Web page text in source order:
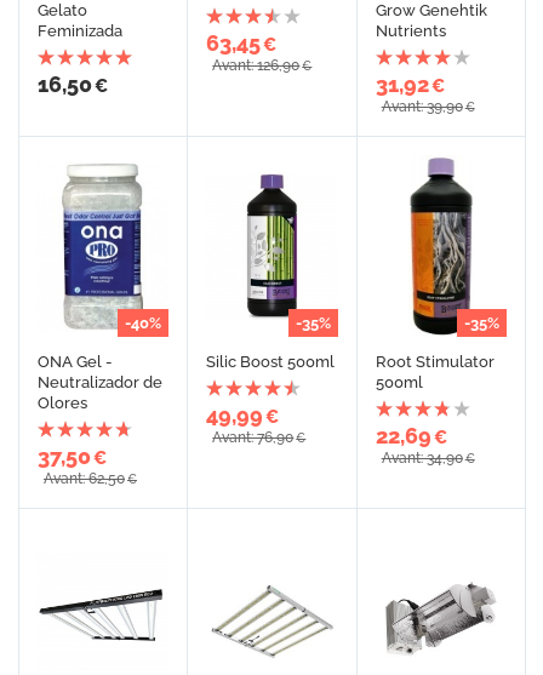
Gelato
Feminizada
16,50€
63,45€
Avant: 126,90€
Grow Genehtik
Nutrients
31,92€
Avant: 39,90€
-40%
ONA Gel -
Neutralizador de
Olores
37,50€
Avant: 62,50€
-35%
Silic Boost 500ml
49,99€
Avant: 76,90€
-35%
Root Stimulator
500ml
22,69€
Avant: 34,90€